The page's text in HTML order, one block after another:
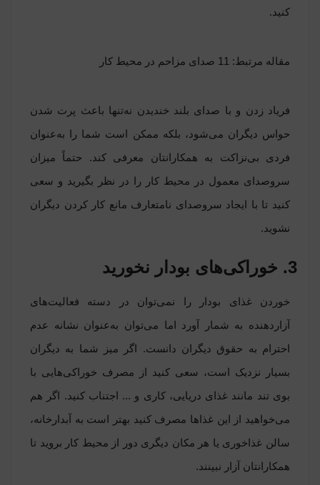
کنید.
مقاله مرتبط: 11 صدای مزاحم در محیط کار
فریاد زدن و با صدای بلند خندیدن نه‌تنها باعث پرت شدن
حواس دیگران می‌شود، بلکه ممکن است شما را به‌عنوان
فردی بی‌نزاکت به همکارانتان معرفی کند. حتماً میزان
سروصدای معمول در محیط کار را در نظر بگیرید و سعی
کنید تا با ایجاد سروصدای نامتعارف مانع کار کردن دیگران
نشوید.
3. خوراکی‌های بودار نخورید
خوردن غذای بودار را نمی‌توان در دسته فعالیت‌های
آزاردهنده به شمار آورد اما می‌توان به‌عنوان نشانه عدم
احترام به حقوق دیگران دانست. اگر میز شما به دیگران
بسیار نزدیک است، سعی کنید از مصرف خوراکی‌هایی با
بوی تند مانند غذای دریایی، کاری و ... اجتناب کنید. اگر هم
می‌خواهید از این غذاها مصرف کنید بهتر است به آبدارخانه،
سالن غذاخوری یا هر مکان دیگری دور از محیط کار بروید تا
همکارانتان آزار نبینند.